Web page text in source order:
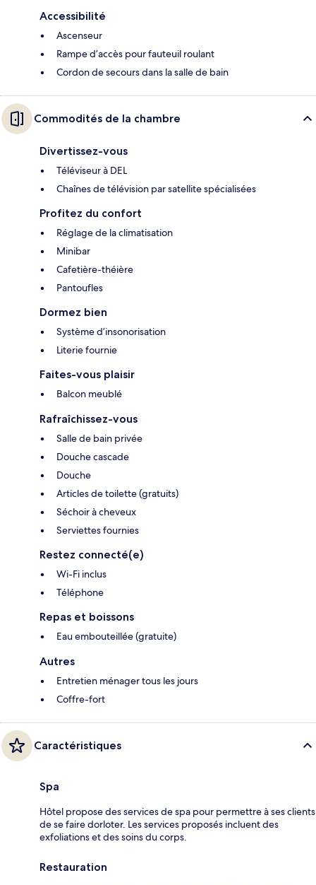
Accessibilité
Ascenseur
Rampe d’accès pour fauteuil roulant
Cordon de secours dans la salle de bain
Commodités de la chambre
Divertissez-vous
Téléviseur à DEL
Chaînes de télévision par satellite spécialisées
Profitez du confort
Réglage de la climatisation
Minibar
Cafetière-théière
Pantoufles
Dormez bien
Système d’insonorisation
Literie fournie
Faites-vous plaisir
Balcon meublé
Rafraîchissez-vous
Salle de bain privée
Douche cascade
Douche
Articles de toilette (gratuits)
Séchoir à cheveux
Serviettes fournies
Restez connecté(e)
Wi-Fi inclus
Téléphone
Repas et boissons
Eau embouteillée (gratuite)
Autres
Entretien ménager tous les jours
Coffre-fort
Caractéristiques
Spa
Hôtel propose des services de spa pour permettre à ses clients
de se faire dorloter. Les services proposés incluent des
exfoliations et des soins du corps.
Restauration